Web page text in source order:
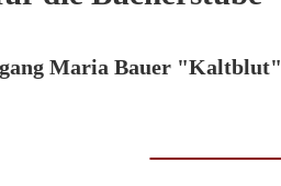
Maria Bauer "Kaltblut"